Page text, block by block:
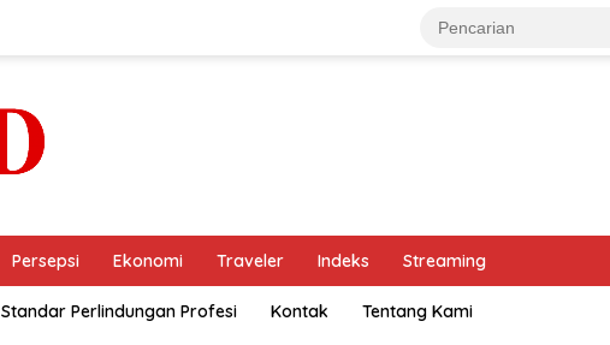
Persepsi Ekonomi Traveler Indeks Streaming
Standar Perlindungan Profesi Kontak Tentang Kami